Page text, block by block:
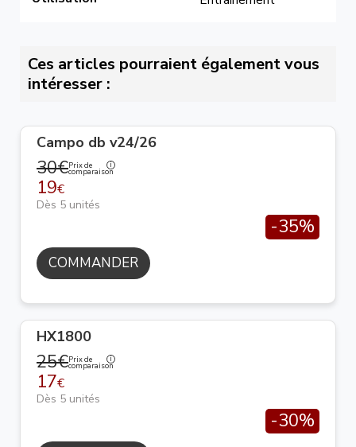
Ces articles pourraient également vous
intéresser :
Campo db v24/26
30€Prix de
comparaison
19€
Dès 5 unités
-35%
COMMANDER
HX1800
25€Prix de
comparaison
17€
Dès 5 unités
-30%